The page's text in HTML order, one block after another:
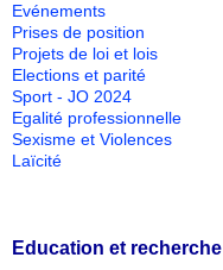
Evénements
Prises de position
Projets de loi et lois
Elections et parité
Sport - JO 2024
Egalité professionnelle
Sexisme et Violences
Laïcité
Education et recherche